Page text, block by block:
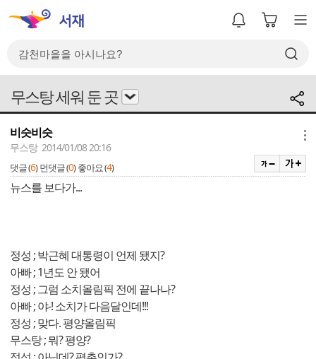
무스탕 세워 둔 곳
비슷비슷
무스탕 2014/01/08 20:16
댓글 (6) 먼댓글 (0) 좋아요 (4)
뉴스를 보다가...
정성 ; 박근혜 대통령이 언제 됐지?
아빠 ; 1년도 안 됐어
정성 ; 그럼 소치올림픽 전에 끝나나?
아빠 ; 야-! 소치가 다음달인데!!!
정성 ; 맞다. 평양올림픽
무스탕 ; 뭐? 평양?